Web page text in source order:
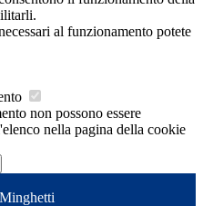
al funzionamento potete
non possono essere
nella pagina della cookie